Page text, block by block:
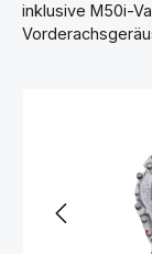
inklusive M50i-